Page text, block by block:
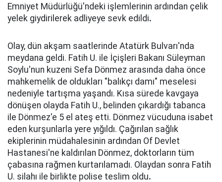
Emniyet Müdürlüğü'ndeki işlemlerinin ardından çelik
yelek giydirilerek adliyeye sevk edildi.
Olay, dün akşam saatlerinde Atatürk Bulvarı'nda
meydana geldi. Fatih U. ile İçişleri Bakanı Süleyman
Soylu'nun kuzeni Sefa Dönmez arasında daha önce
mahkemelik de oldukları "balıkçı damı" meselesi
nedeniyle tartışma yaşandı. Kısa sürede kavgaya
dönüşen olayda Fatih U., belinden çıkardığı tabanca
ile Dönmez'e 5 el ateş etti. Dönmez vücuduna isabet
eden kurşunlarla yere yığıldı. Çağırılan sağlık
ekiplerinin müdahalesinin ardından Of Devlet
Hastanesi'ne kaldırılan Dönmez, doktorların tüm
çabasına rağmen kurtarılamadı. Olaydan sonra Fatih
U. silahı ile birlikte polise teslim oldu.